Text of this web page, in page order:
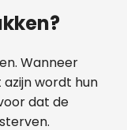
Wanneer
wordt hun
dat de